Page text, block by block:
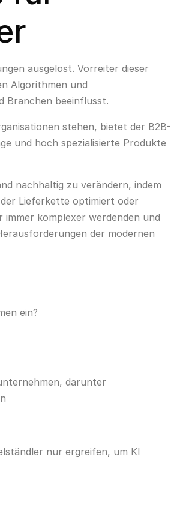
ausgelöst. Vorreiter dieser
Algorithmen und
Branchen beeinflusst.
stehen, bietet der B2B-
und hoch spezialisierte Produkte
nachhaltig zu verändern, indem
Lieferkette optimiert oder
komplexer werdenden und
der modernen
ein?
darunter
nur ergreifen, um KI